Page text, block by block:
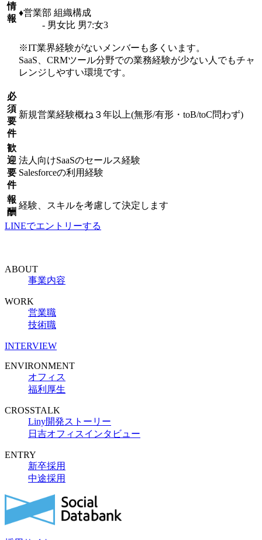
情
報
♦︎営業部 組織構成
- 男女比 男7:女3
※IT業界経験がないメンバーも多くいます。
SaaS、CRMツール分野での業務経験が少ない人でもチャ
レンジしやすい環境です。
必
須
要
件
新規営業経験概ね３年以上(無形/有形・toB/toC問わず)
歓
迎
要
件
法人向けSaaSのセールス経験
Salesforceの利用経験
報
酬
経験、スキルを考慮して決定します
LINEでエントリーする
ABOUT
事業内容
WORK
営業職
技術職
INTERVIEW
ENVIRONMENT
オフィス
福利厚生
CROSSTALK
Liny開発ストーリー
日吉オフィスインタビュー
ENTRY
新卒採用
中途採用